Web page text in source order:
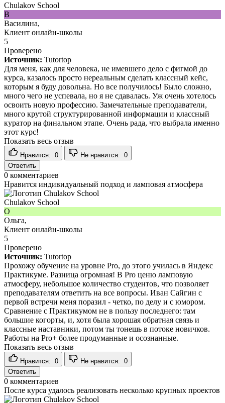
Chulakov School
В
Василина,
Клиент онлайн-школы
5
Проверено
Источник: Tutortop
Для меня, как для человека, не имевшего дело с фигмой до
курса, казалось просто нереальным сделать классный кейс,
которым я буду довольна. Но все получилось! Было сложно,
много чего не успевала, но я не сдавалась. Уж очень хотелось
освоить новую профессию. Замечательные преподаватели,
много крутой структурированной информации и классный
куратор на финальном этапе. Очень рада, что выбрала именно
этот курс!
Показать весь отзыв
Нравится: 0 Не нравится: 0
Ответить
0 комментариев
Нравится индивидуальный подход и ламповая атмосфера
Chulakov School
О
Ольга,
Клиент онлайн-школы
5
Проверено
Источник: Tutortop
Прохожу обучение на уровне Pro, до этого училась в Яндекс
Практикуме. Разница огромная! В Pro ценю ламповую
атмосферу, небольшое количество студентов, что позволяет
преподавателям ответить на все вопросы. Иван Сайгин с
первой встречи меня поразил - четко, по делу и с юмором.
Сравнение с Практикумом не в пользу последнего: там
большие когорты, и, хотя была хорошая обратная связь и
классные наставники, потом ты тонешь в потоке новичков.
Работы на Pro+ более продуманные и осознанные.
Показать весь отзыв
Нравится: 0 Не нравится: 0
Ответить
0 комментариев
После курса удалось реализовать несколько крупных проектов